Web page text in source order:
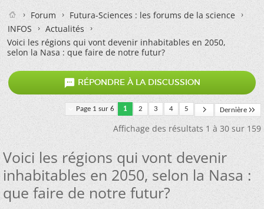
Forum
Futura-Sciences : les forums de la science
INFOS
Actualités
Voici les régions qui vont devenir inhabitables en 2050,
selon la Nasa : que faire de notre futur?
 RÉPONDRE À LA DISCUSSION
Page 1 sur 6 1 2 3 4 5 Dernière
Affichage des résultats 1 à 30 sur 159
Voici les régions qui vont devenir
inhabitables en 2050, selon la Nasa :
que faire de notre futur?